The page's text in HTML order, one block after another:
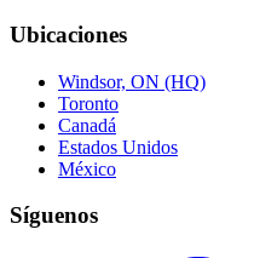
Ubicaciones
Windsor, ON (HQ)
Toronto
Canadá
Estados Unidos
México
Síguenos